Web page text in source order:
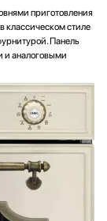
приготовления
классическом стиле
Панель
и аналоговыми